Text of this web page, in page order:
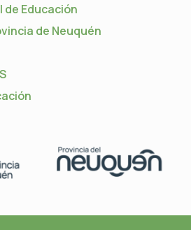
de Educación
de Neuquén